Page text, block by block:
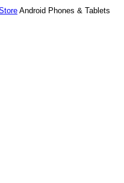
Android Phones & Tablets